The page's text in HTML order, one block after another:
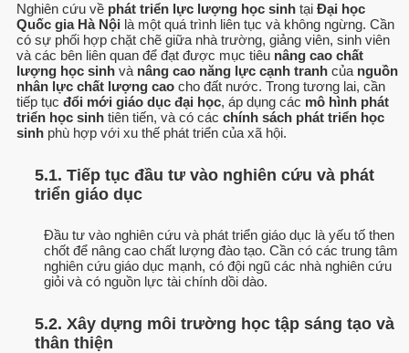
Nghiên cứu về phát triển lực lượng học sinh tại Đại học
Quốc gia Hà Nội là một quá trình liên tục và không ngừng. Cần
có sự phối hợp chặt chẽ giữa nhà trường, giảng viên, sinh viên
và các bên liên quan để đạt được mục tiêu nâng cao chất
lượng học sinh và nâng cao năng lực cạnh tranh của nguồn
nhân lực chất lượng cao cho đất nước. Trong tương lai, cần
tiếp tục đổi mới giáo dục đại học, áp dụng các mô hình phát
triển học sinh tiên tiến, và có các chính sách phát triển học
sinh phù hợp với xu thế phát triển của xã hội.
5.1. Tiếp tục đầu tư vào nghiên cứu và phát
triển giáo dục
Đầu tư vào nghiên cứu và phát triển giáo dục là yếu tố then
chốt để nâng cao chất lượng đào tạo. Cần có các trung tâm
nghiên cứu giáo dục mạnh, có đội ngũ các nhà nghiên cứu
giỏi và có nguồn lực tài chính dồi dào.
5.2. Xây dựng môi trường học tập sáng tạo và
thân thiện